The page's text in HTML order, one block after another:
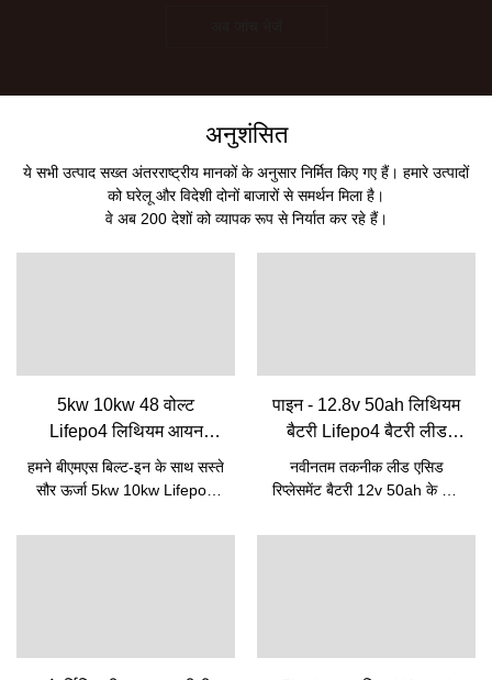
अनुशंसित
ये सभी उत्पाद सख्त अंतरराष्ट्रीय मानकों के अनुसार निर्मित किए गए हैं। हमारे उत्पादों
को घरेलू और विदेशी दोनों बाजारों से समर्थन मिला है।
वे अब 200 देशों को व्यापक रूप से निर्यात कर रहे हैं।
5kw 10kw 48 वोल्ट
Lifepo4 लिथियम आयन
रिचार्जेबल बैटरी पैक Bms के
साथ अंतर्निहित | पाइन
हमने बीएमएस बिल्ट-इन के साथ सस्ते
सौर ऊर्जा 5kw 10kw Lifepo4
रिचार्जेबल बैटरी पैक की निर्माण
को कवर करता है।
पाइन - 12.8v 50ah लिथियम
बैटरी Lifepo4 बैटरी लीड
एसिड रिप्लेसमेंट बैटरी के लिए
12v 50ah 12V Lifepo4
नवीनतम तकनीक लीड एसिड
रिप्लेसमेंट बैटरी 12v 50ah के लिए
Lifepo4 बैटरी की गुणवत्ता में सुधार